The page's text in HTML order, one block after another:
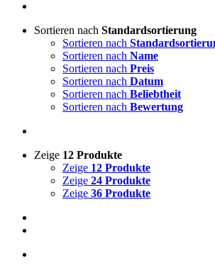
Sortieren nach Standardsortierung
Sortieren nach
Sortieren nach Name
Sortieren nach Preis
Sortieren nach Datum
Sortieren nach Beliebtheit
Sortieren nach Bewertung
Zeige 12 Produkte
Zeige 12 Produkte
Zeige 24 Produkte
Zeige 36 Produkte